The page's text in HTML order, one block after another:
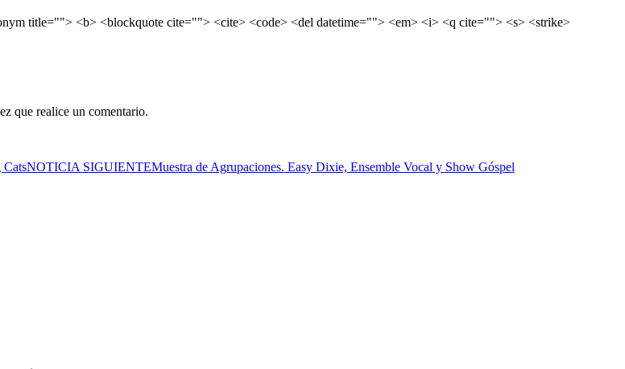
title=""> <b> <blockquote cite=""> <cite> <code> <del datetime=""> <em> <i> <q cite=""> <s> <strike>
que realice un comentario.
CatsNOTICIA SIGUIENTEMuestra de Agrupaciones. Easy Dixie, Ensemble Vocal y Show Góspel